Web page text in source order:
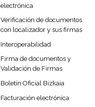
electrónica
Verificación de documentos
con localizador y sus firmas
Interoperabilidad
Firma de documentos y
Validación de Firmas
Boletín Oficial Bizkaia
Facturación electrónica